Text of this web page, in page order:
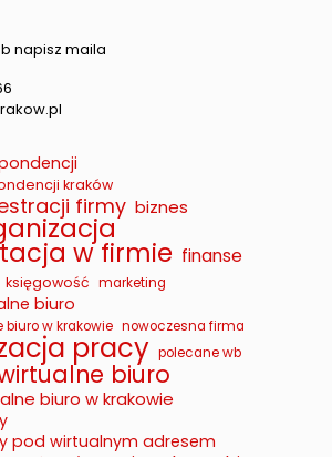
napisz maila
kraków
firmy biznes
w firmie finanse
księgowość marketing
biuro
w krakowie nowoczesna firma
pracy polecane wb
biuro
biuro w krakowie
pod wirtualnym adresem